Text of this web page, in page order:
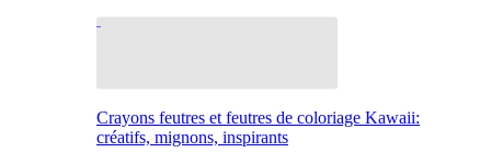
Crayons feutres et feutres de coloriage Kawaii:
créatifs, mignons, inspirants